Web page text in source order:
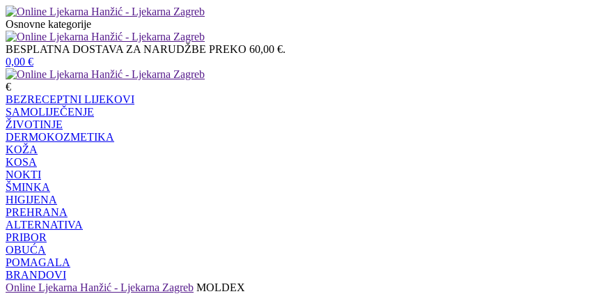
Osnovne kategorije
BESPLATNA DOSTAVA ZA NARUDŽBE PREKO 60,00 €.
0,00 €
€
BEZRECEPTNI LIJEKOVI
SAMOLIJEČENJE
ŽIVOTINJE
DERMOKOZMETIKA
KOŽA
KOSA
NOKTI
ŠMINKA
HIGIJENA
PREHRANA
ALTERNATIVA
PRIBOR
OBUĆA
POMAGALA
BRANDOVI
Online Ljekarna Hanžić - Ljekarna Zagreb MOLDEX